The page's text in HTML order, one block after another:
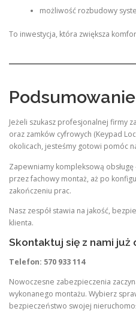
możliwość rozbudowy
To inwestycja, która zwiększa
Podsumowanie
Jeżeli szukasz profesjonalnej firmy
oraz zamków cyfrowych (Keypad
okolicach, jesteśmy gotowi pomóc
Zapewniamy kompleksową
przez fachowy montaż, aż po
zakończeniu prac.
Nasz zespół stawia na jakość,
klienta.
Skontaktuj się z nami już
Telefon: 570 933 114
Nowoczesne zabezpieczenia
wykonanego montażu. Wybierz
bezpieczeństwo swojej